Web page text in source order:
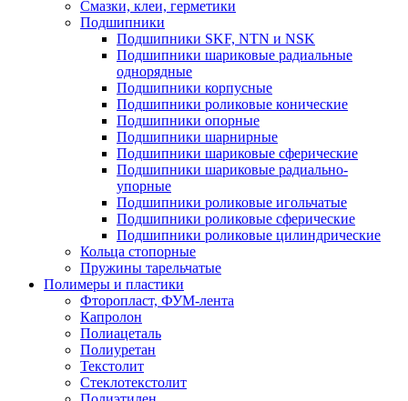
Смазки, клеи, герметики
Подшипники
Подшипники SKF, NTN и NSK
Подшипники шариковые радиальные
однорядные
Подшипники корпусные
Подшипники роликовые конические
Подшипники опорные
Подшипники шарнирные
Подшипники шариковые сферические
Подшипники шариковые радиально-
упорные
Подшипники роликовые игольчатые
Подшипники роликовые сферические
Подшипники роликовые цилиндрические
Кольца стопорные
Пружины тарельчатые
Полимеры и пластики
Фторопласт, ФУМ-лента
Капролон
Полиацеталь
Полиуретан
Текстолит
Стеклотекстолит